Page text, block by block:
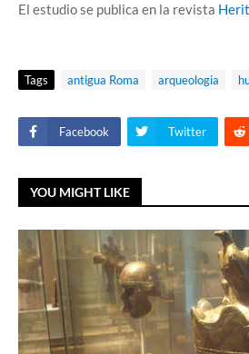
El estudio se publica en la revista
Tags antigua Roma arqueologia
Facebook Twitter
YOU MIGHT LIKE